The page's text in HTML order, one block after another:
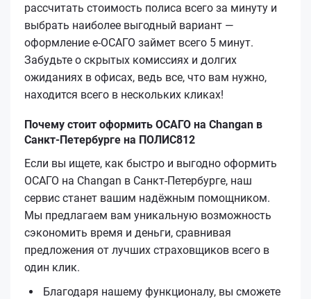
рассчитать стоимость полиса всего за минуту и
выбрать наиболее выгодный вариант —
оформление е-ОСАГО займет всего 5 минут.
Забудьте о скрытых комиссиях и долгих
ожиданиях в офисах, ведь все, что вам нужно,
находится всего в нескольких кликах!
Почему стоит оформить ОСАГО на Changan в
Санкт-Петербурге на ПОЛИС812
Если вы ищете, как быстро и выгодно оформить
ОСАГО на Changan в Санкт-Петербурге, наш
сервис станет вашим надёжным помощником.
Мы предлагаем вам уникальную возможность
сэкономить время и деньги, сравнивая
предложения от лучших страховщиков всего в
один клик.
Благодаря нашему функционалу, вы сможете